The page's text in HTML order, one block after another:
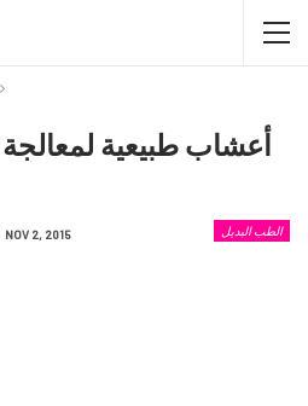
الطب البديل NOV 2, 2015